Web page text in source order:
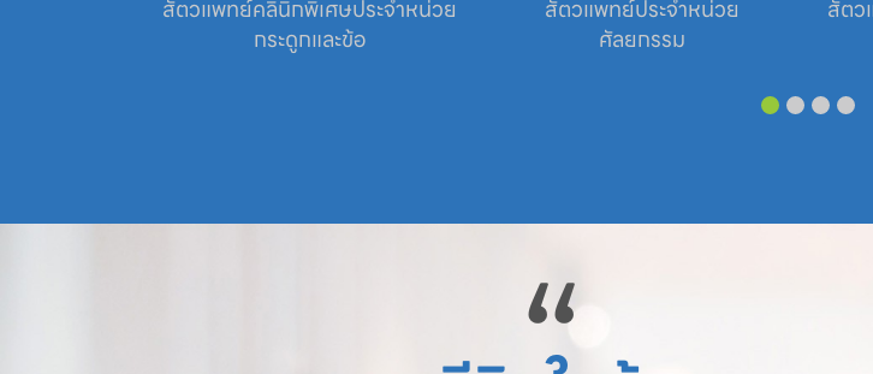
สัตวแพทย์ประจำหน่วย
ศัลยกรรม
สัตวแพทย์คลินิกพิเศษประจำหน่วย
ศัลยกรรม , ทันตกรรม